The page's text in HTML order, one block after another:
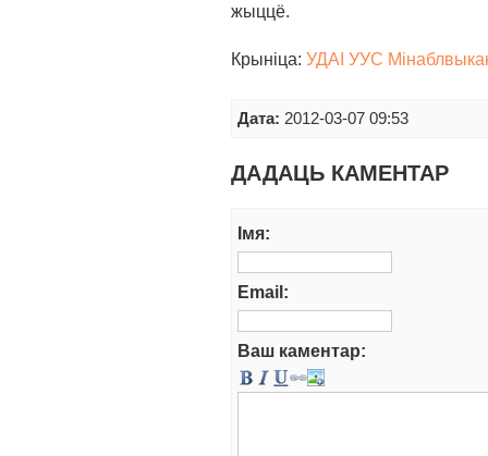
жыццё.
Крыніца:УДАІ УУС
Дата: 2012-03-07 09:53
ДАДАЦЬ КАМЕНТАР
Iмя:
Email:
Ваш каментар: